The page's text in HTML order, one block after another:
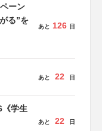
ーン
る”を
あと 126 日
あと 22 日
学生
あと 22 日